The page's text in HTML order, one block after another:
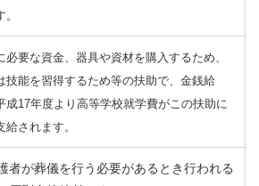
必要な資金、器具や資材を購入するため、
技能を習得するため等の扶助で、金銭給
成17年度より高等学校就学費がこの扶助に
給されます。
者が葬儀を行う必要があるとき行われる